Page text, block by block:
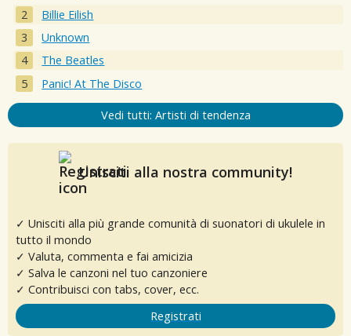
Billie Eilish
Unknown
The Beatles
Panic! At The Disco
Vedi tutti: Artisti di tendenza
Unisciti alla nostra community!
✓ Unisciti alla più grande comunità di suonatori di ukulele in
tutto il mondo
✓ Valuta, commenta e fai amicizia
✓ Salva le canzoni nel tuo canzoniere
✓ Contribuisci con tabs, cover, ecc.
Registrati